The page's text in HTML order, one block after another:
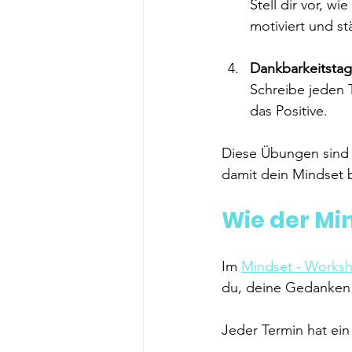
Stell dir vor,
motiviert und
Schreibe jeden
das Positive.
Diese Übungen
damit dein Mindset
Wie der
Im Mindset -
du, deine
Jeder Termin hat